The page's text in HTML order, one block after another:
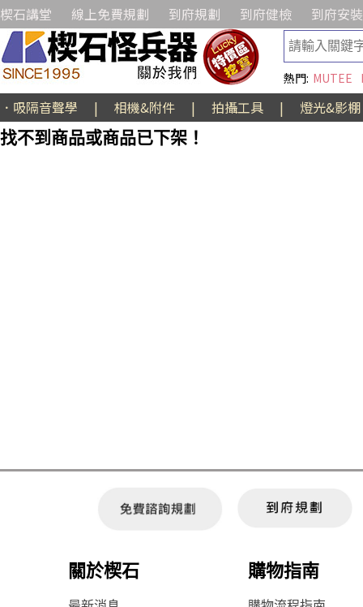
楔石講堂 線上免費規劃 到府規劃 到府健檢 到府安裝
熱門: MUTEE
．吸隔音聲學 | 相機&附件 | 拍攝工具 |
燈光&影棚
找不到商品或商品已下架！
關於楔石 購物指南